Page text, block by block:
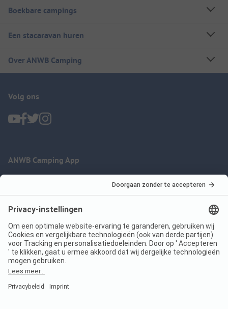
Boekbare campings
Een stacaravan huren
Over ANWB Camping
Volg ons
ANWB Camping App
Imprint
Jouw privacy
Voorwaarden
Wet digitale diensten